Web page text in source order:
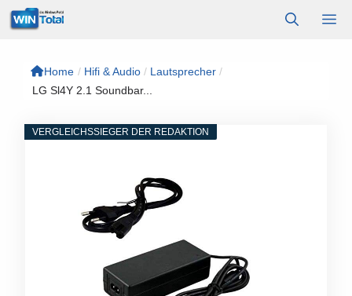
Zum
Inhalt
Home / Hifi & Audio / Lautsprecher /
LG Sl4Y 2.1 Soundbar...
VERGLEICHSSIEGER DER REDAKTION